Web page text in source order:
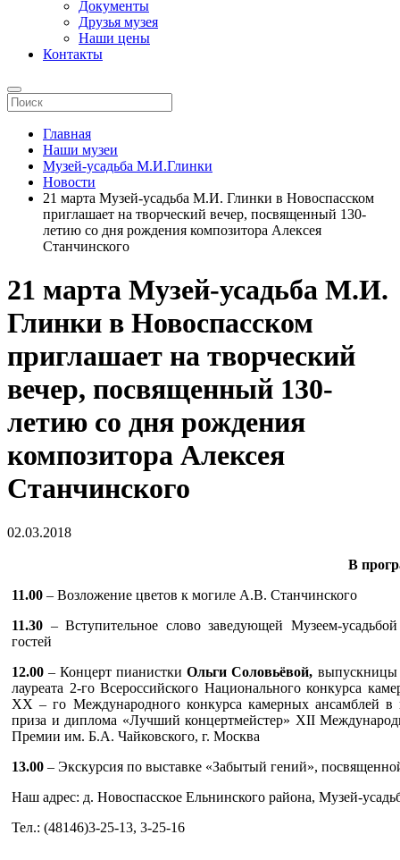
Документы
Друзья музея
Наши цены
Контакты
Главная
Наши музеи
Музей-усадьба М.И.Глинки
Новости
21 марта Музей-усадьба М.И. Глинки в Новоспасском
приглашает на творческий вечер, посвященный 130-
летию со дня рождения композитора Алексея
Станчинского
21 марта Музей-усадьба М.И.
Глинки в Новоспасском
приглашает на творческий
вечер, посвященный 130-
летию со дня рождения
композитора Алексея
Станчинского
02.03.2018
В
11.00 – Возложение цветов к могиле А.В. Станчинского
11.30 – Вступительное слово заведующей Музеем-
гостей
12.00 – Концерт пианистки Ольги Соловьёвой, выпускницы
лауреата 2-го Всероссийского Национального конкурса
XX – го Международного конкурса камерных ансамблей в
приза и диплома «Лучший концертмейстер» XII
Премии им. Б.А. Чайковского, г. Москва
13.00 – Экскурсия по выставке «Забытый гений»,
Наш адрес: д. Новоспасское Ельнинского района, Музей-
Тел.: (48146)3-25-13, 3-25-16